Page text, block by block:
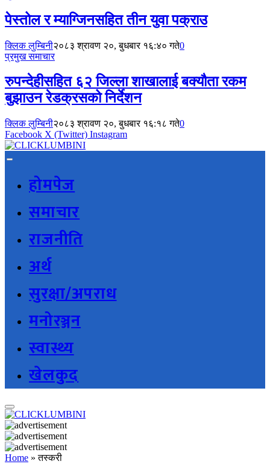
पेस्तोल र म्याग्जिनसहित तीन युवा पक्राउ
क्लिक लुम्बिनी२०८३ श्रावण २०, बुधबार १६:४० गते0
प्रमुख समाचार
रुपन्देहीसहित ६२ जिल्ला शाखालाई बक्यौता रकम
बुझाउन रेडक्रसको निर्देशन
क्लिक लुम्बिनी२०८३ श्रावण २०, बुधबार १६:१८ गते0
Facebook X (Twitter) Instagram
होमपेज
समाचार
राजनीति
अर्थ
सुरक्षा/अपराध
मनोरञ्जन
स्वास्थ्य
खेलकुद
Home »तस्करी